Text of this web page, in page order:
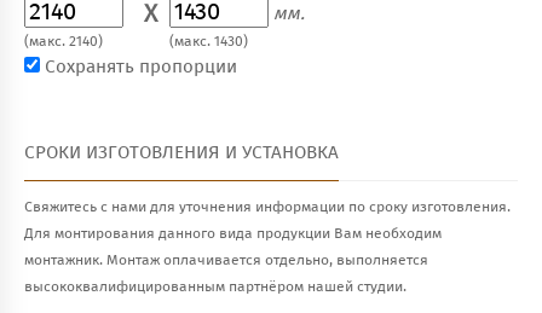
X
(макс. 2140)
мм.
(макс. 1430)
Сохранять пропорции
СРОКИ ИЗГОТОВЛЕНИЯ И УСТАНОВКА
Свяжитесь с нами для уточнения информации по сроку изготовления.
Для монтирования данного вида продукции Вам необходим
монтажник. Монтаж оплачивается отдельно, выполняется
высококвалифицированным партнёром нашей студии.